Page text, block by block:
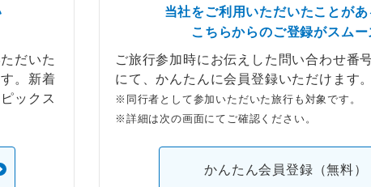
だいた
。新着
ックス
当社をご利用いただいたことが
こちらからのご登録がスムー
ご旅行参加時にお伝えした問い合わせ番
にて、かんたんに会員登録いただけます。
※同行者として参加いただいた旅行も対象です。
※詳細は次の画面にてご確認ください。
かんたん会員登録（無料）